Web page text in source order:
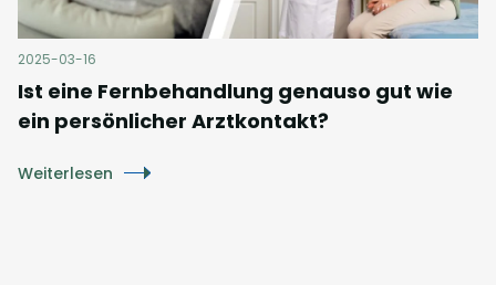
2025-03-16
Ist eine Fernbehandlung genauso gut wie
ein persönlicher Arztkontakt?
Weiterlesen